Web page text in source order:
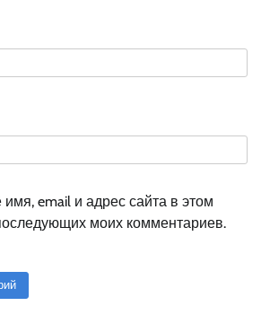
email и адрес сайта в этом
моих комментариев.